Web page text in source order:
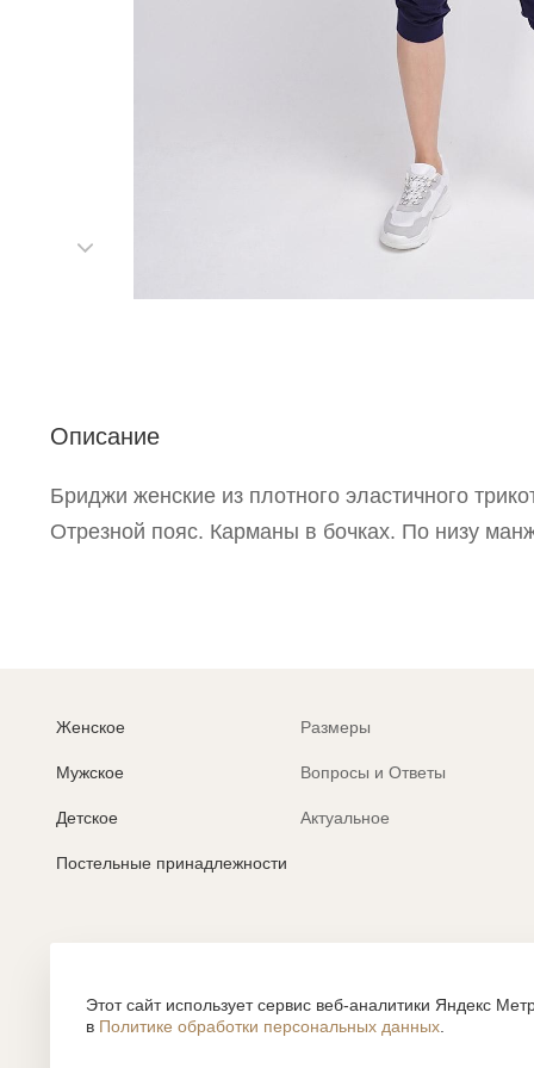
Описание
Бриджи женские из плотного эластичного
Отрезной пояс. Карманы в бочках. По низу
Женское
Мужское
Детское
Постельные принадлежности
Размеры
Вопросы и Ответы
Актуальное
Согласие на обработку персональных данных
Этот сайт использует сервис веб-аналитики Яндекс
в Политике обработки персональных данных